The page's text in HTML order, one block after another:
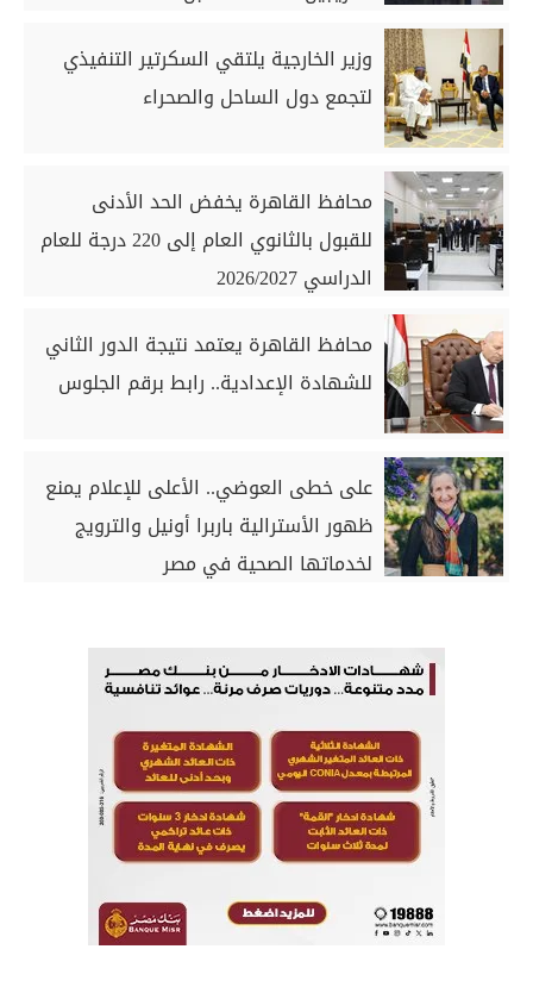
وزير الخارجية يلتقي السكرتير التنفيذي
لتجمع دول الساحل والصحراء
محافظ القاهرة يخفض الحد الأدنى
للقبول بالثانوي العام إلى 220 درجة للعام
الدراسي 2026/2027
محافظ القاهرة يعتمد نتيجة الدور الثاني
للشهادة الإعدادية.. رابط برقم الجلوس
على خطى العوضي.. الأعلى للإعلام يمنع
ظهور الأسترالية باربرا أونيل والترويج
لخدماتها الصحية في مصر